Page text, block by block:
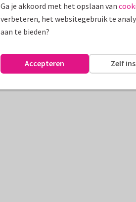
Ga je akkoord met het opslaan van
verbeteren, het websitegebruik te
aan te bieden?
Zelf
Accepteren